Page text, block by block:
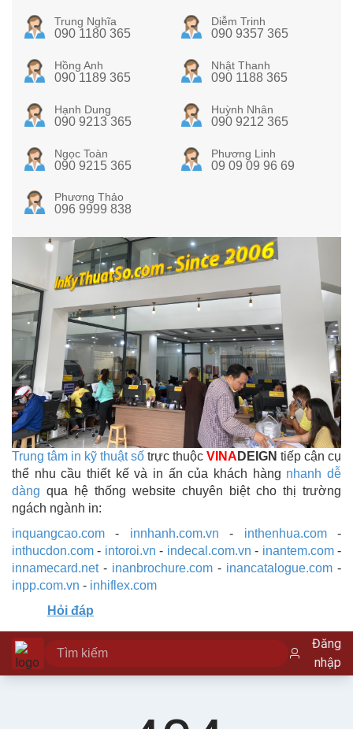
Trung Nghĩa
090 1180 365
Diễm Trinh
090 9357 365
Hồng Anh
090 1189 365
Nhật Thanh
090 1188 365
Hạnh Dung
090 9213 365
Huỳnh Nhân
090 9212 365
Ngọc Toàn
090 9215 365
Phương Linh
09 09 09 96 69
Phương Thảo
096 9999 838
Trung tâm in kỹ thuật số trực thuộc VINA DEIGN tiếp cận cụ
thể nhu cầu thiết kế và in ấn của khách hàng nhanh dễ
dàng qua hệ thống website chuyên biệt cho thị trường
ngách ngành in:
inquangcao.com - innhanh.com.vn - inthenhua.com-
inthucdon.com - intoroi.vn - indecal.com.vn - inantem.com-
innamecard.net- inanbrochure.com - inancatalogue.com -
inpp.com.vn - inhiflex.com
Hỏi đáp